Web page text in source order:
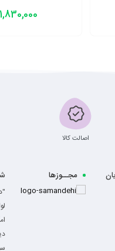
1,830,000
اصالت کالا
مجــوزها